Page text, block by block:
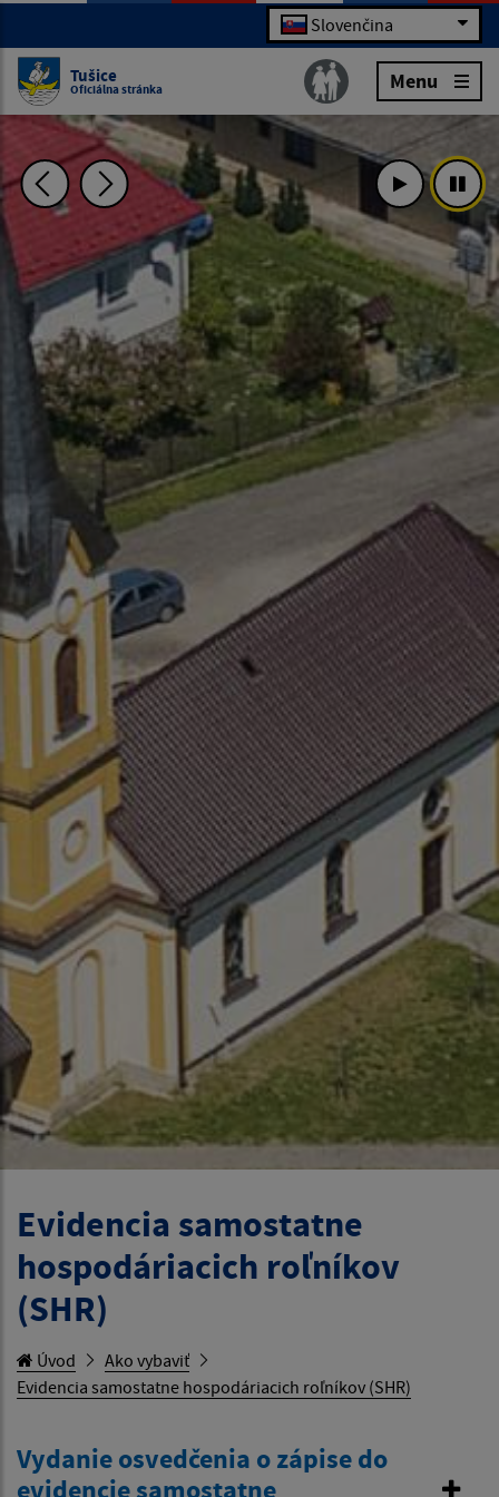
Slovenčina
Tušice
Oficiálna stránka Menu
Evidencia samostatne
hospodáriacich roľníkov
(SHR)
Úvod
Ako vybaviť
Evidencia samostatne hospodáriacich roľníkov (SHR)
Vydanie osvedčenia o zápise do
evidencie samostatne